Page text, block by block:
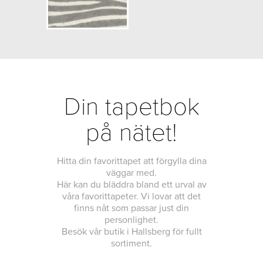
Mönster: Djurimitation
Struktur: Lågstruktur
Din tapetbok
på nätet!
Hitta din favorittapet att förgylla dina
väggar med.
Här kan du bläddra bland ett urval av
våra favorittapeter. Vi lovar att det
finns nåt som passar just din
personlighet.
Besök vår butik i Hallsberg för fullt
sortiment.